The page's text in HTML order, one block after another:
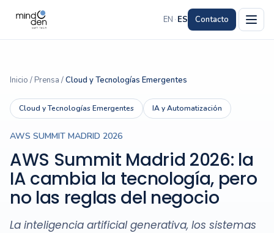
EN · ES Contacto
Inicio / Prensa /Cloud y Tecnologías Emergentes
Cloud y Tecnologías Emergentes IA y Automatización
AWS SUMMIT MADRID 2026
AWS Summit Madrid 2026: la
IA cambia la tecnología, pero
no las reglas del negocio
La inteligencia artificial generativa, los sistemas